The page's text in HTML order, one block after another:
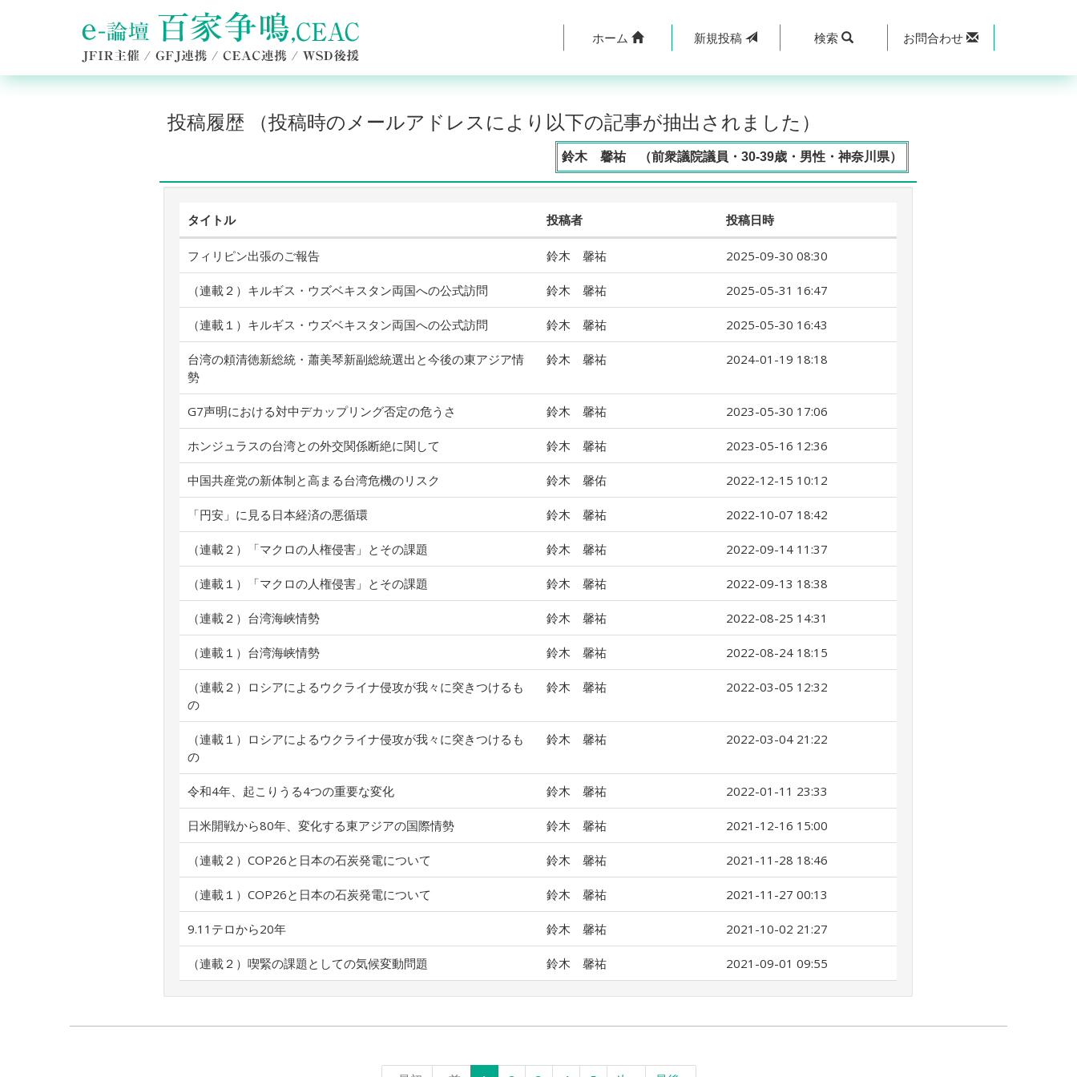
ホーム 新規投稿 検索 お問合わせ
投稿履歴 （投稿時のメールアドレスにより以下の記事が抽出されました）
鈴木 馨祐 （前衆議院議員・30-39歳・男性・神奈川県）
タイトル 投稿者 投稿日時
フィリピン出張のご報告 鈴木 馨祐 2025-09-30 08:30
（連載２）キルギス・ウズベキスタン両国への公式訪問 鈴木 馨祐 2025-05-31 16:47
（連載１）キルギス・ウズベキスタン両国への公式訪問 鈴木 馨祐 2025-05-30 16:43
台湾の頼清徳新総統・蕭美琴新副総統選出と今後の東アジア情
勢
鈴木 馨祐 2024-01-19 18:18
G7声明における対中デカップリング否定の危うさ 鈴木 馨祐 2023-05-30 17:06
ホンジュラスの台湾との外交関係断絶に関して 鈴木 馨祐 2023-05-16 12:36
中国共産党の新体制と高まる台湾危機のリスク 鈴木 馨佑 2022-12-15 10:12
「円安」に見る日本経済の悪循環 鈴木 馨祐 2022-10-07 18:42
（連載２）「マクロの人権侵害」とその課題 鈴木 馨祐 2022-09-14 11:37
（連載１）「マクロの人権侵害」とその課題 鈴木 馨祐 2022-09-13 18:38
（連載２）台湾海峡情勢 鈴木 馨祐 2022-08-25 14:31
（連載１）台湾海峡情勢 鈴木 馨祐 2022-08-24 18:15
（連載２）ロシアによるウクライナ侵攻が我々に突きつけるも
の
鈴木 馨祐 2022-03-05 12:32
（連載１）ロシアによるウクライナ侵攻が我々に突きつけるも
の
鈴木 馨祐 2022-03-04 21:22
令和4年、起こりうる4つの重要な変化 鈴木 馨祐 2022-01-11 23:33
日米開戦から80年、変化する東アジアの国際情勢 鈴木 馨祐 2021-12-16 15:00
（連載２）COP26と日本の石炭発電について 鈴木 馨祐 2021-11-28 18:46
（連載１）COP26と日本の石炭発電について 鈴木 馨祐 2021-11-27 00:13
9.11テロから20年 鈴木 馨祐 2021-10-02 21:27
（連載２）喫緊の課題としての気候変動問題 鈴木 馨祐 2021-09-01 09:55